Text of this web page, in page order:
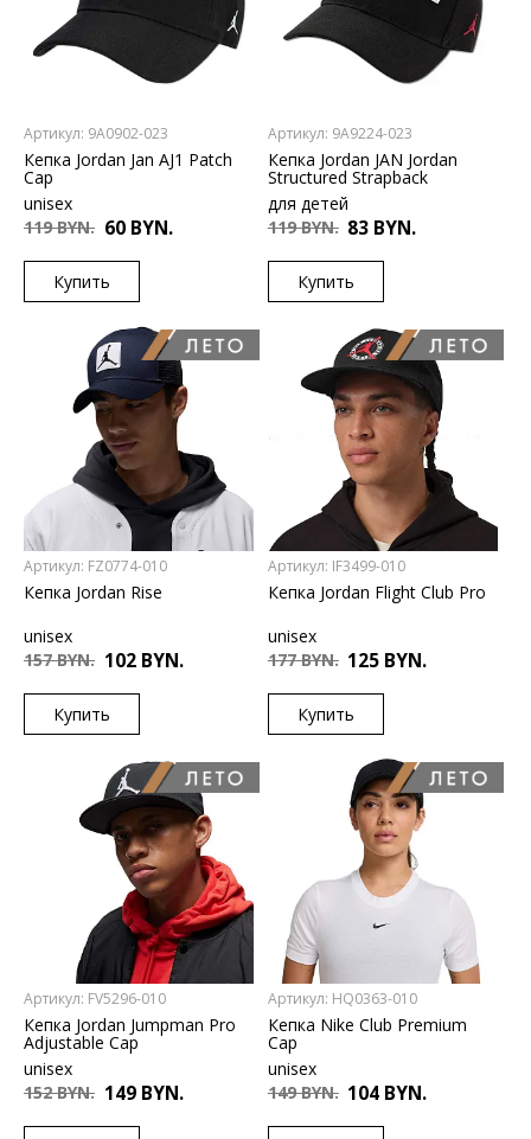
Артикул: 9A0902-023
Кепка Jordan Jan AJ1 Patch
Cap
unisex
119 BYN. 60 BYN.
Купить
20YR
Артикул: 9A9224-023
Кепка Jordan JAN Jordan
Structured Strapback
для детей
119 BYN. 83 BYN.
Купить
20YR
Артикул: FZ0774-010
Кепка Jordan Rise
unisex
157 BYN. 102 BYN.
Купить
Артикул: IF3499-010
Кепка Jordan Flight Club Pro
unisex
177 BYN. 125 BYN.
Купить
L/XL
Артикул: FV5296-010
Кепка Jordan Jumpman Pro
Adjustable Cap
unisex
152 BYN. 149 BYN.
Артикул: HQ0363-010
Кепка Nike Club Premium
Cap
unisex
149 BYN. 104 BYN.